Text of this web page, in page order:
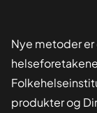
Nye metoder
produkter og